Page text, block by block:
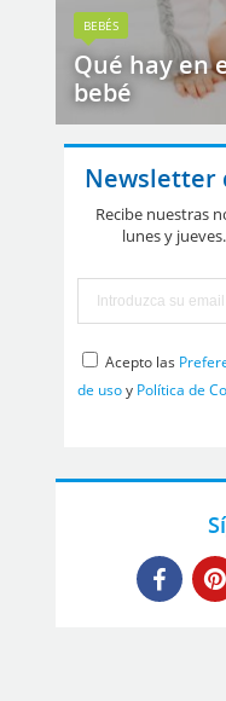
BEBÉS
Qué hay en
bebé
Newsletter
Recibe nuestras
lunes y
Acepto las
de usoy Política de